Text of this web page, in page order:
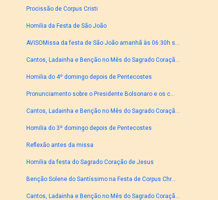
Procissão de Corpus Cristi
Homilia da Festa de São João
AVISOMissa da festa de São João amanhã às 06:30h s...
Cantos, Ladainha e Benção no Mês do Sagrado Coraçã...
Homilia do 4º domingo depois de Pentecostes
Pronunciamento sobre o Presidente Bolsonaro e os c...
Cantos, Ladainha e Benção no Mês do Sagrado Coraçã...
Homilia do 3º domingo depois de Pentecostes
Reflexão antes da missa
Homilia da festa do Sagrado Coração de Jesus
Benção Solene do Santíssimo na Festa de Corpus Chr...
Cantos, Ladainha e Benção no Mês do Sagrado Coraçã...